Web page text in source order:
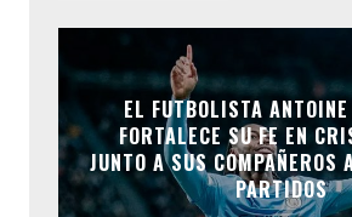
EL FUTBOLISTA ANTOINE
FORTALECE SU FE EN
JUNTO A SUS COMPAÑEROS
PARTIDOS